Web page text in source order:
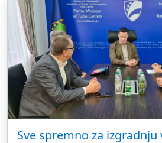
Sve spremno za